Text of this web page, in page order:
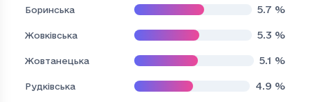
Боринська 5.7 %
Жовківська 5.3 %
Жовтанецька 5.1 %
Рудківська 4.9 %